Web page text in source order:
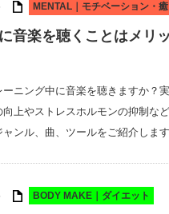
MENTAL｜モチベーション・
音楽を聴くことはメリ
ーニング中に音楽を聴きますか？
向上やストレスホルモンの抑制な
ンル、曲、ツールをご紹介します
BODY MAKE｜ダイエット